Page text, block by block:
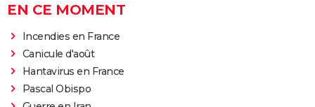
EN CE MOMENT
Incendies en France
Canicule d'août
Hantavirus en France
Pascal Obispo